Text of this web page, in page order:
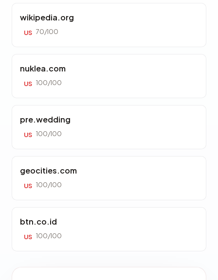
wikipedia.org
US 70/100
nuklea.com
US 100/100
pre.wedding
US 100/100
geocities.com
US 100/100
btn.co.id
US 100/100